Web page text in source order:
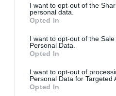
I want to opt-out of the
personal data.
Opted In
I want to opt-out of the
Personal Data.
Opted In
I want to opt-out of
Personal Data for Targeted
Opted In
Η Μισέλ Φάιφερ
θέλει να
πρωταγωνιστήσει
ποτέ ξανά σε ταινία